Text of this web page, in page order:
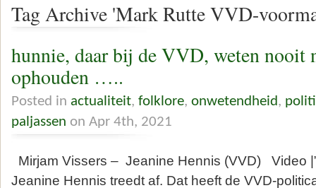
Tag Archive 'Mark Rutte VVD-
hunnie, daar bij de VVD, weten nooit
ophouden …..
Posted in actualiteit, folklore, onwetendheid,
paljassen on Apr 4th, 2021
Mirjam Vissers – Jeanine Hennis (VVD) Video
Jeanine Hennis treedt af. Dat heeft de VVD-